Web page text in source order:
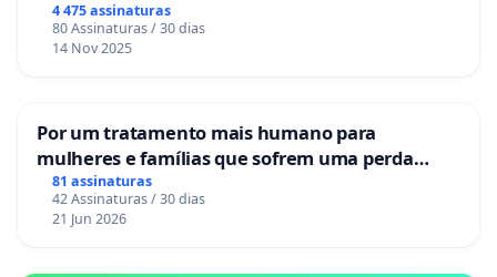
4 475 assinaturas
80 Assinaturas / 30 dias
14 Nov 2025
Por um tratamento mais humano para
mulheres e famílias que sofrem uma perda
gestacional nos hospitais portugueses
81 assinaturas
42 Assinaturas / 30 dias
21 Jun 2026